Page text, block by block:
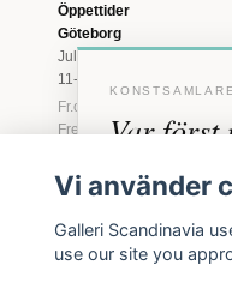
Öppettider
Göteborg
Juli: Tis 11-18 · Lör
11-16
Fr.o.m. augusti: Tis-
Fre 11-18 · Lör 11-
Marstrand
2026
Tis-Fre 11-18 ·
Var först
anländer
inbjudningar till
offentligt.
Vi använder
Galleri Scandinavia
use our site you